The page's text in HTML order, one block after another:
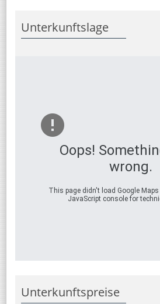
Unterkunftslage
Oops!
wrong.
This page didn't load Google Maps
JavaScript console for
Unterkunftspreise